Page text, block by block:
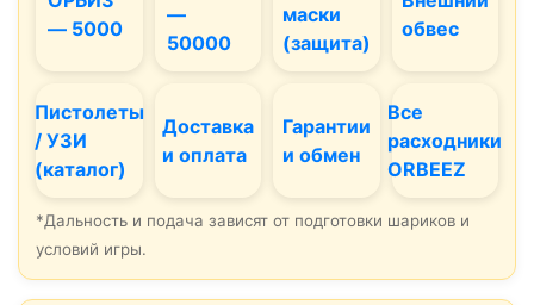
— 5000
—
50000
маски
(защита)
обвес
Пистолеты
/ УЗИ
(каталог)
Доставка
и оплата
Гарантии
и обмен
Все
расходники
ORBEEZ
*Дальность и подача зависят от подготовки шариков и
условий игры.